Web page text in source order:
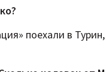
поехали в